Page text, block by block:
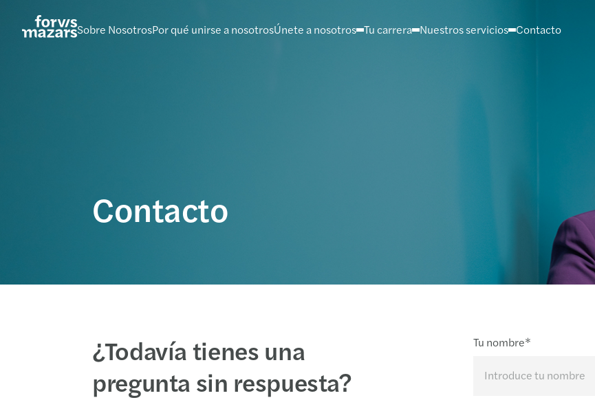
Sobre NosotrosPor qué unirse a nosotrosÚnete a nosotros Tu carrera Nuestros servicios Contacto
Contacto
¿Todavía tienes una
pregunta sin respuesta?
Tu nombre*